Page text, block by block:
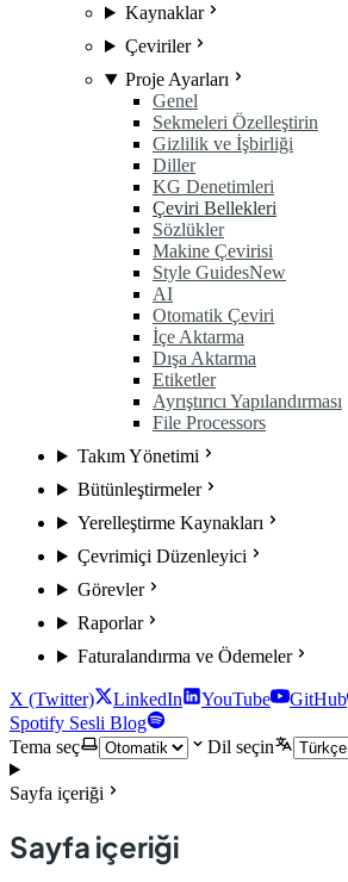
Kaynaklar
Çeviriler
Proje Ayarları
Genel
Sekmeleri Özelleştirin
Gizlilik ve İşbirliği
Diller
KG Denetimleri
Çeviri Bellekleri
Sözlükler
Makine Çevirisi
Style GuidesNew
AI
Otomatik Çeviri
İçe Aktarma
Dışa Aktarma
Etiketler
Ayrıştırıcı Yapılandırması
File Processors
Takım Yönetimi
Bütünleştirmeler
Yerelleştirme Kaynakları
Çevrimiçi Düzenleyici
Görevler
Raporlar
Faturalandırma ve Ödemeler
X (Twitter) LinkedIn YouTube GitHub
Spotify Sesli Blog
Tema seç
Dil seçin
Sayfa içeriği
Sayfa içeriği